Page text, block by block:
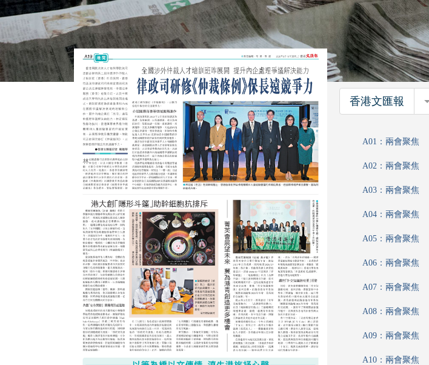
香港文匯報
A01：兩會聚焦
A02：兩會聚焦
A03：兩會聚焦
A04：兩會聚焦
A05：兩會聚焦
A06：兩會聚焦
A07：兩會聚焦
A08：兩會聚焦
A09：兩會聚焦
A10：兩會聚焦